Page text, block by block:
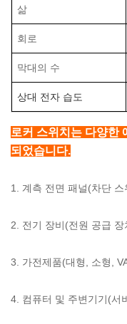
삶
회로
막대의 수
상대 전자 습도
로커 스위치는 다양한
되었습니다.
1. 계측 전면 패널(차단 스
2. 전기 장비(전원 공급
3. 가전제품(대형, 소형,
4. 컴퓨터 및 주변기기(서